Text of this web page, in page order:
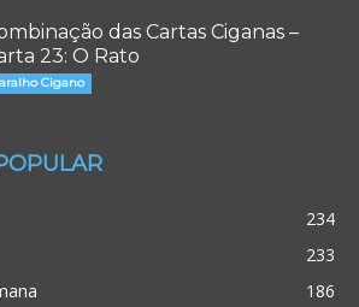
das Cartas Ciganas –
23: O Rato
Cigano
234
233
186